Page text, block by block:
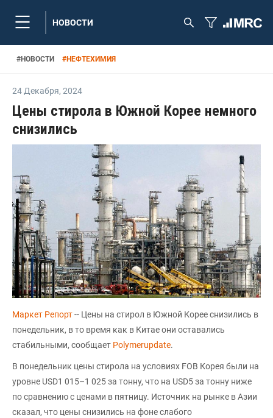
НОВОСТИ
#НОВОСТИ #НЕФТЕХИМИЯ
24 Декабря, 2024
Цены стирола в Южной Корее немного
снизились
Маркет Репорт-- Цены на стирол в Южной Корее снизились в
понедельник, в то время как в Китае они оставались
стабильными, сообщает Polymerupdate.
В понедельник цены стирола на условиях FOB Корея были на
уровне USD1 015–1 025 за тонну, что на USD5 за тонну ниже
по сравнению с ценами в пятницу. Источник на рынке в Азии
сказал, что цены снизились на фоне слабого